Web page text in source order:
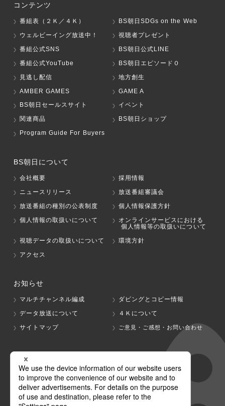
コンテンツ
番組表（２Ｋ／４Ｋ）
BS朝日SDGs on the Web
ウェルビーイング放送中！
視聴者プレゼント
番組公式SNS
BS朝日公式LINE
番組公式YouTube
BS朝日エピソード０
見逃し配信
地方創生
AMBER GAMES
GAME A
BS朝日セールスサイト
イベント
関連商品
BS朝日ショップ
Program Guide For Buyers
BS朝日について
会社概要
採用情報
ニュースリリース
放送番組審議会
放送番組の種別の公表制度
個人情報保護方針
個人情報の取扱いについて
オンラインサービスにおける
個人情報等の取扱いについて
視聴データの取扱いについて
環境方針
アクセス
お知らせ
マルチチャンネル編成
ダビングとコピー情報
データ放送について
４Ｋについて
サイトマップ
ご意見・ご感想・お問い合わせ
グループ会社
テレビ朝日 テレ朝チャンネル